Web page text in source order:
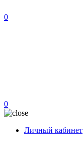
0
0
Личный кабинет